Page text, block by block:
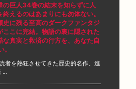
の巨人34巻の結末を知らずに人
終えるのはあまりにも勿体ない。
史に残る至高のダークファンタジ
ここに完結。物語の裏に隠された
な真実と救済の行方を、あなた自
者を熱狂させてきた歴史的名作、進
...